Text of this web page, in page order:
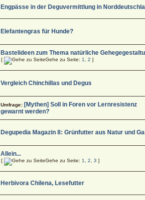
Engpässe in der Deguvermittlung in
Elefantengras für Hunde?
Bastelideen zum Thema natürliche
[ Gehe zu Seite: 1 ,2 ]
Vergleich Chinchillas und Degus
Umfrage: [Mythen] Soll in Foren vor Lernresistenz
gewarnt werden?
Degupedia Magazin 8: Grünfutter aus Natur und
Allein...
[ Gehe zu Seite: 1 ,2 ,3 ]
Herbivora Chilena, Lesefutter